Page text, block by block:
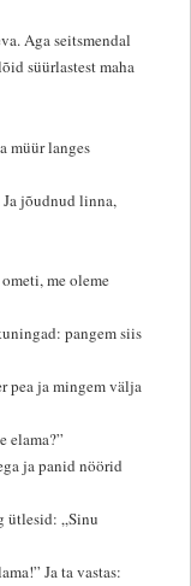
Aga seitsmendal
süürlastest maha
müür langes
Ja jõudnud linna,
me oleme
pangem siis
pea ja mingem välja
elama?”
ja panid nöörid
ütlesid: „Sinu
Ja ta vastas: